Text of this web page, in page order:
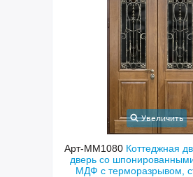
Увеличить
Арт-ММ578Входная
терморазрывом, белыми
коричневыми плитами